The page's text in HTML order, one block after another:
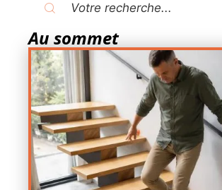
Au sommet